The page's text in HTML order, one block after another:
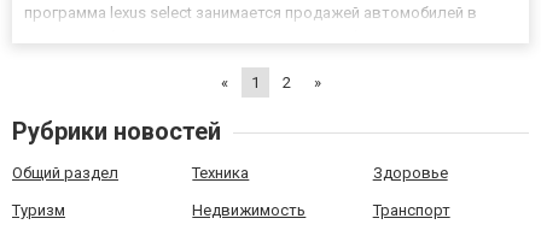
программа lexus select занимается продажей автомобилей в
« 1 2 »
Рубрики новостей
Общий раздел Техника Здоровье
Туризм Недвижимость Транспорт